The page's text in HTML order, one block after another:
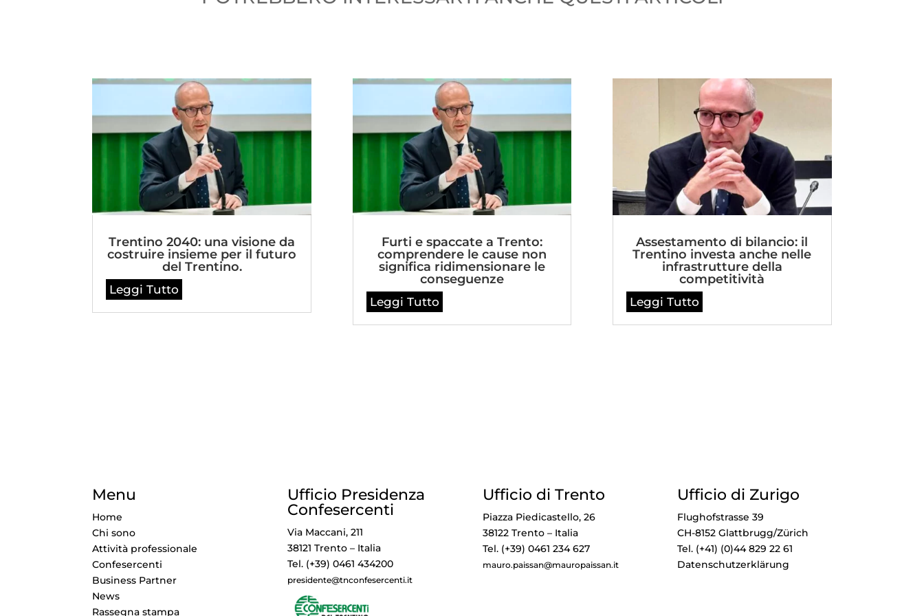
Trentino 2040: una visione da
costruire insieme per il futuro
del Trentino.
Leggi Tutto
Furti e spaccate a Trento:
comprendere le cause non
significa ridimensionare le
conseguenze
Leggi Tutto
Assestamento di bilancio: il
Trentino investa anche nelle
infrastrutture della
competitività
Leggi Tutto
Menu
Home
Chi sono
Attività professionale
Confesercenti
Business Partner
News
Rassegna stampa
Ufficio Presidenza
Confesercenti
Via Maccani, 211
38121 Trento – Italia
Tel. (+39) 0461 434200
presidente@tnconfesercenti.it
Ufficio di Trento
Piazza Piedicastello, 26
38122 Trento – Italia
Tel. (+39) 0461 234 627
mauro.paissan@mauropaissan.it
Ufficio di Zurigo
Flughofstrasse 39
CH-8152 Glattbrugg/Zürich
Tel. (+41) (0)44 829 22 61
Datenschutzerklärung